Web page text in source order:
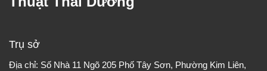
Trụ sở
Địa chỉ: Số Nhà 11 Ngõ 205 Phố Tây Sơn, Phường Kim Liên,